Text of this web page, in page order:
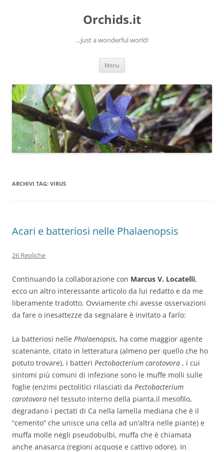
Orchids.it
…just a wonderful world!
Menu
ARCHIVI TAG: VIRUS
Acari e batteriosi nelle Phalaenopsis
26 Repliche
Continuando la collaborazione con Marcus V. Locatelli,
ecco un altro interessante articolo da lui redatto e da me
liberamente tradotto. Ovviamente chi avesse osservazioni
da fare o inesattezze da segnalare è invitato a farlo:
La batteriosi nelle Phalaenopsis, ha come maggior agente
scatenante, citato in letteratura (almeno per quello che ho
potuto trovare), i batteri Pectobacterium carotovora , i cui
sintomi più comuni di infezione sono le muffe molli sulle
foglie (enzimi pectolitici rilasciati da Pectobacterium
carotovora nel tessuto interno della pianta,il mesofilo,
degradano i pectati di Ca nella lamella mediana che è il
“cemento” che unisce una cella ad un’altra nelle piante) e
muffa molle negli pseudobulbi, muffa che è chiamata
anche anasarca (regioni acquose e cattivo odore). In